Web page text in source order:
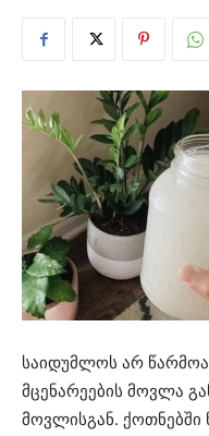
საიდუმლოს არ
მცენარეების მოვლა
მოვლისგან. ქოთნებში